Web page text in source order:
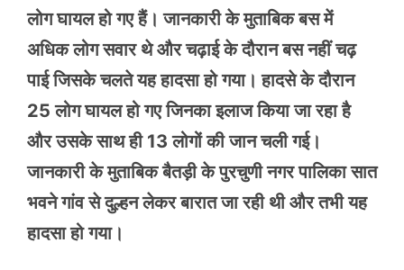
लोग घायल हो गए हैं। जानकारी के मुताबिक बस में
अधिक लोग सवार थे और चढ़ाई के दौरान बस नहीं चढ़
पाई जिसके चलते यह हादसा हो गया। हादसे के दौरान
25 लोग घायल हो गए जिनका इलाज किया जा रहा है
और उसके साथ ही 13 लोगों की जान चली गई।
जानकारी के मुताबिक बैतड़ी के पुरचुणी नगर पालिका सात
भवने गांव से दुल्हन लेकर बारात जा रही थी और तभी यह
हादसा हो गया।